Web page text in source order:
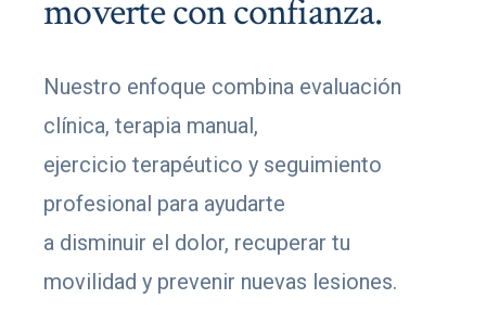
moverte con confianza.
Nuestro enfoque combina evaluación
clínica, terapia manual,
ejercicio terapéutico y seguimiento
profesional para ayudarte
a disminuir el dolor, recuperar tu
movilidad y prevenir nuevas lesiones.